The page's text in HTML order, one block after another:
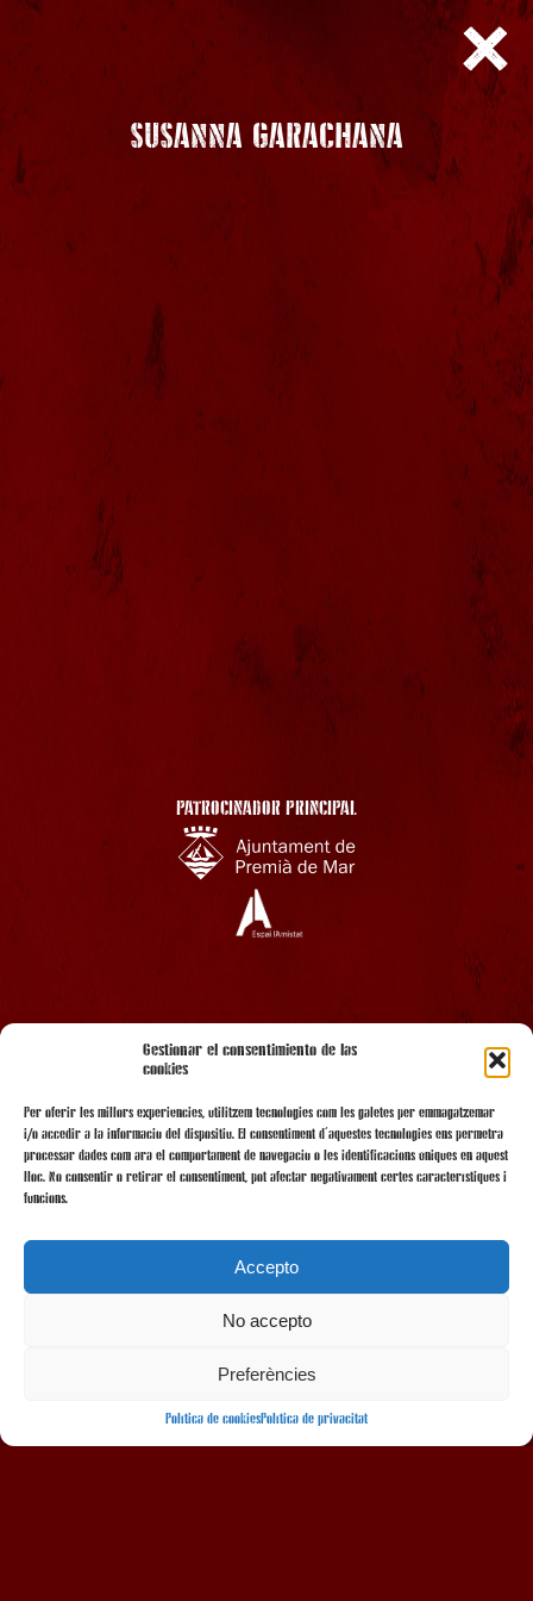
Gestionar el consentimiento de las
cookies
Per oferir les millors experiències, utilitzem tecnologies com les galetes per emmagatzemar
i/o accedir a la informació del dispositiu. El consentiment d'aquestes tecnologies ens permetrà
processar dades com ara el comportament de navegació o les identificacions úniques en aquest
lloc. No consentir o retirar el consentiment, pot afectar negativament certes característiques i
funcions.
Accepto
No accepto
Preferències
Política de cookiesPolítica de privacitat
SUSANNA GARACHANA
PATROCINADOR PRINCIPAL
AMB EL SUPORT
AMB LA COL·LABORACIÓ